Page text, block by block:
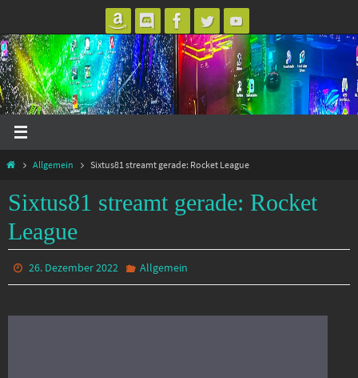
Inhalt
springen
StartAllgemein Sixtus81 streamt gerade: Rocket League
Sixtus81 streamt gerade: Rocket
League
26. Dezember 2022 Allgemein